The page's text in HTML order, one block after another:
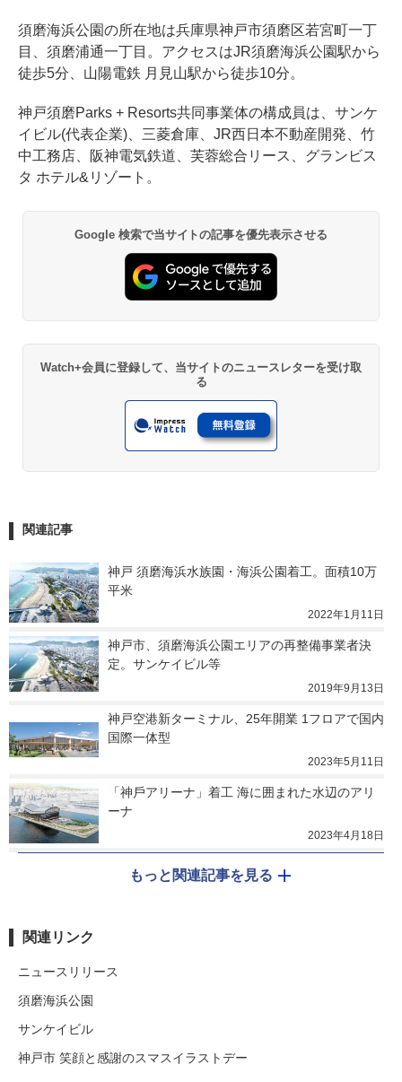
須磨海浜公園の所在地は兵庫県神戸市須磨区若宮町一丁
目、須磨浦通一丁目。アクセスはJR須磨海浜公園駅から
徒歩5分、山陽電鉄 月見山駅から徒歩10分。
神戸須磨Parks + Resorts共同事業体の構成員は、サンケ
イビル(代表企業)、三菱倉庫、JR西日本不動産開発、竹
中工務店、阪神電気鉄道、芙蓉総合リース、グランビス
タ ホテル&リゾート。
Google 検索で当サイトの記事を優先表示させる
Watch+会員に登録して、当サイトのニュースレターを受け取
る
関連記事
神戸 須磨海浜水族園・海浜公園着工。面積10万
平米
2022年1月11日
神戸市、須磨海浜公園エリアの再整備事業者決
定。サンケイビル等
2019年9月13日
神戸空港新ターミナル、25年開業 1フロアで国内
国際一体型
2023年5月11日
「神⼾アリーナ」着工 海に囲まれた水辺のアリ
ーナ
2023年4月18日
もっと関連記事を見る
関連リンク
ニュースリリース
須磨海浜公園
サンケイビル
神戸市 笑顔と感謝のスマスイラストデー